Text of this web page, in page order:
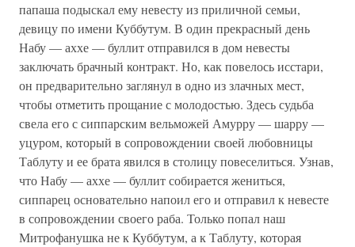
папаша подыскал ему невесту из приличной семьи,
девицу по имени Куббутум. В один прекрасный день
Набу — аххе — буллит отправился в дом невесты
заключать брачный контракт. Но, как повелось исстари,
он предварительно заглянул в одно из злачных мест,
чтобы отметить прощание с молодостью. Здесь судьба
свела его с сиппарским вельможей Амурру — шарру —
уцуром, который в сопровождении своей любовницы
Таблуту и ее брата явился в столицу повеселиться. Узнав,
что Набу — аххе — буллит собирается жениться,
сиппарец основательно напоил его и отправил к невесте
в сопровождении своего раба. Только попал наш
Митрофанушка не к Куббутум, а к Таблуту, которая